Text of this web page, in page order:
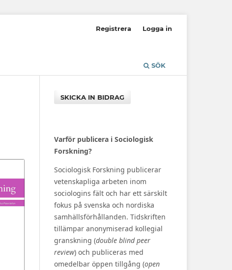
SÖK
Registrera Logga in
SKICKA IN BIDRAG
Varför publicera i Sociologisk
Forskning?
Sociologisk Forskning publicerar
vetenskapliga arbeten inom
sociologins fält och har ett särskilt
fokus på svenska och nordiska
samhällsförhållanden. Tidskriften
tillämpar anonymiserad kollegial
granskning (double blind peer
review) och publiceras med
omedelbar öppen tillgång (open